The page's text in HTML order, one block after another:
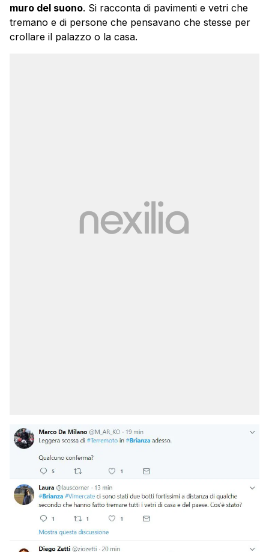
muro del suono. Si racconta di pavimenti e vetri che
tremano e di persone che pensavano che stesse per
crollare il palazzo o la casa.